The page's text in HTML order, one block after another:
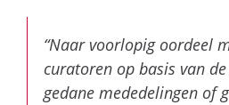
“Naar voorlopig oordeel
curatoren op basis van
gedane mededelingen of